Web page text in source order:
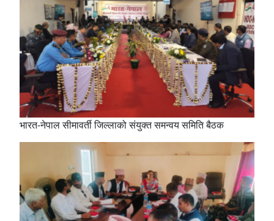
भारत-नेपाल सीमावर्ती जिल्लाको संयुक्त समन्वय समिति बैठक